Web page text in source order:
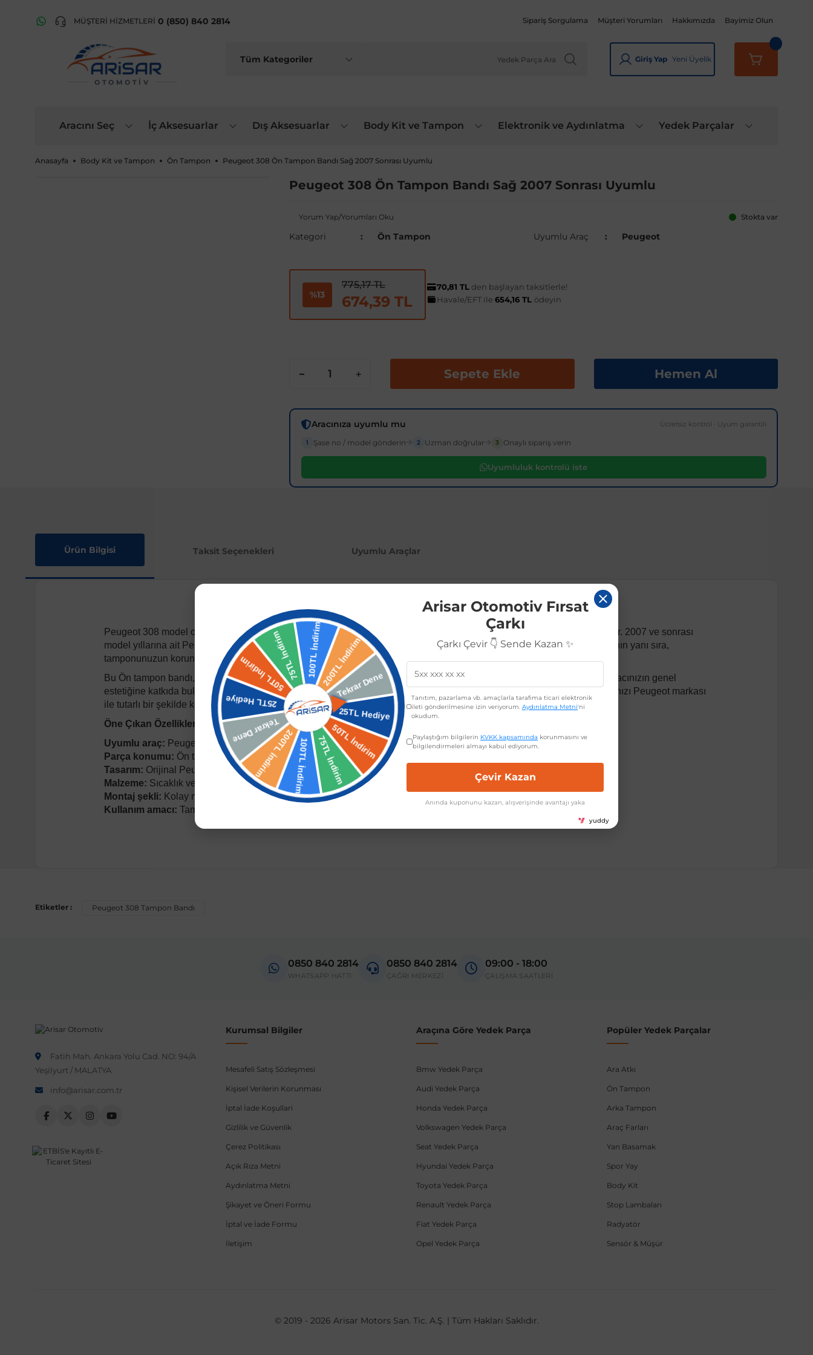
MÜŞTERİ HİZMETLERİ 0 (850) 840 2814 Sipariş Sorgulama Müşteri Yorumları Hakkımızda Bayimiz Olun
OTOMOTIV
Giriş Yap Yeni Üyelik
Aracını Seç İç Aksesuarlar Dış Aksesuarlar Body Kit ve Tampon Elektronik ve Aydınlatma Yedek Parçalar
Anasayfa Body Kit ve Tampon Ön Tampon Peugeot 308 Ön Tampon Bandı Sağ 2007 Sonrası Uyumlu
Peugeot 308 Ön Tampon Bandı Sağ 2007 Sonrası Uyumlu
Yorum Yap/Yorumları Oku Stokta var
Kategori Ön Tampon Uyumlu Araç Peugeot
%13
775,17 TL
674,39 TL
70,81 TL den başlayan taksitlerle!
Havale/EFT ile 654,16 TL ödeyin
Sepete Ekle Hemen Al
Aracınıza uyumlu mu Ücretsiz kontrol · Uyum garantili
1 Şase no / model gönderin 2 Uzman doğrular 3 Onaylı sipariş verin
Uyumluluk kontrolü iste
Ürün Bilgisi Taksit Seçenekleri Uyumlu Araçlar
Peugeot 308 model otomobiller için özel olarak tasarlanmışÖn tampon bandı sağ
, aracınıza mükemmel bir uyum sağlar. 2007 ve sonrası
model yıllarına ait Peugeot 308 araçlarla tam uyumlu olan bu yedek parça, aracınızın görünümünü yeniden canlandırmanın yanı sıra,
tamponunuzun korunmasına yardımcı olur.
Bu Ön tampon bandı, aracınızın tamponunu çiziklerden, çarpmalardan ve diğer zararlı etkilerden korur. Aynı zamanda, aracınızın genel
estetiğine katkıda bulunur. Çizilmeye ve sıcaklık değişikliklerine karşı dayanıklı malzemeden üretilmiştir. Yedek parçalarınızı Peugeot markası
ile tutarlı bir şekilde korurken aynı zamanda aracınızın ömrünü uzatır.
Öne Çıkan Özellikler
Uyumlu araç: Peugeot 308 (2007 ve sonrası tüm modeller)
Parça konumu: Ön tampon sağ kısmı
Tasarım: Orijinal Peugeot tasarımı
Malzeme: Sıcaklık ve çizilmeye karşı dayanıklı malzeme
Montaj şekli: Kolay montaj imkanı
Kullanım amacı: Tampon koruması ve estetik görünüm
Araç üreticileri aynı model yılı içerisinde farklı donanım ve kasa tipleri kullanabilmektedir. Sipariş vermeden önce OEM numarası veya şasi numarası ile uyumluluğu kontrol
Etiketler : Peugeot 308 Tampon Bandı
0850 840 2814
WHATSAPP HATTI
0850 840 2814
ÇAĞRI MERKEZİ
09:00 - 18:00
ÇALIŞMA SAATLERİ
Fatih Mah. Ankara Yolu Cad. NO: 94/A
Yeşilyurt / MALATYA
info@arisar.com.tr
Kurumsal Bilgiler
Mesafeli Satış Sözleşmesi
Kişisel Verilerin Korunması
İptal İade Koşullari
Gizlilik ve Güvenlik
Çerez Politikası
Açık Rıza Metni
Aydınlatma Metni
Şikayet ve Öneri Formu
İptal ve İade Formu
İletişim
Araçına Göre Yedek Parça
Bmw Yedek Parça
Audi Yedek Parça
Honda Yedek Parça
Volkswagen Yedek Parça
Seat Yedek Parça
Hyundai Yedek Parça
Toyota Yedek Parça
Renault Yedek Parça
Fiat Yedek Parça
Opel Yedek Parça
Popüler Yedek Parçalar
Ara Atkı
Ön Tampon
Arka Tampon
Araç Farları
Yan Basamak
Spor Yay
Body Kit
Stop Lambaları
Radyatör
Sensör & Müşür
© 2019 - 2026 Arisar Motors San. Tic. A.Ş. | Tüm Hakları Saklıdır.
Arisar Otomotiv Fırsat
Çarkı
Çarkı Çevir 👇 Sende Kazan ✨
Tanıtım, pazarlama vb. amaçlarla tarafıma ticari elektronik
ileti gönderilmesine izin veriyorum. Aydınlatma Metni'ni
okudum.
Paylaştığım bilgilerin KVKK kapsamında korunmasını ve
bilgilendirmeleri almayı kabul ediyorum.
Çevir Kazan
Anında kuponunu kazan, alışverişinde avantajı yaka
yuddy